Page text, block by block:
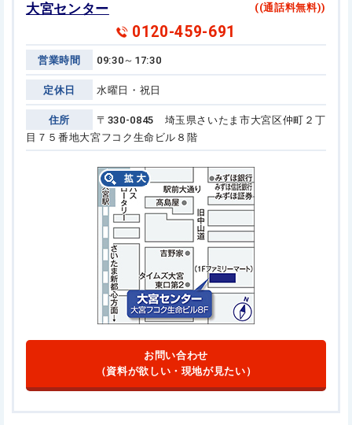
大宮センター ((通話料無料))
0120-459-691
営業時間 09:30～17:30
定休日 水曜日・祝日
住所
〒330-0845 埼玉県さいたま市大宮区仲町２丁
目７５番地大宮フコク生命ビル８階
お問い合わせ
（資料が欲しい・現地が見たい）